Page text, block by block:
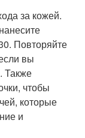
за кожей.
Повторяйте
вы
Также
чтобы
которые
и